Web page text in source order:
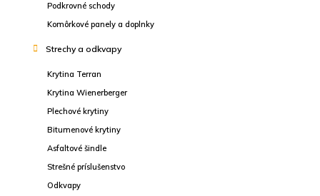
Podkrovné schody
Komôrkové panely a doplnky
Strechy a odkvapy
Krytina Terran
Krytina Wienerberger
Plechové krytiny
Bitumenové krytiny
Asfaltové šindle
Strešné príslušenstvo
Odkvapy